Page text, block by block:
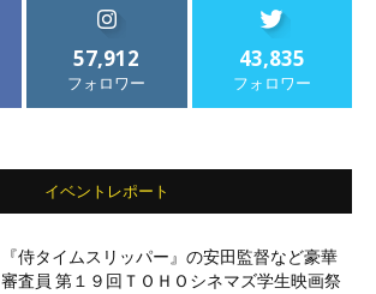
57,912
フォロワー
43,835
フォロワー
イベントレポート
『侍タイムスリッパー』の安田監督など豪華
審査員 第１９回ＴＯＨＯシネマズ学生映画祭